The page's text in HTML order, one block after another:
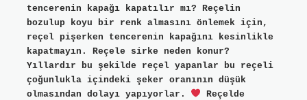
tencerenin kapağı kapatılır mı? Reçelin
bozulup koyu bir renk almasını önlemek için,
reçel pişerken tencerenin kapağını kesinlikle
kapatmayın. Reçele sirke neden konur?
Yıllardır bu şekilde reçel yapanlar bu reçeli
çoğunlukla içindeki şeker oranının düşük
olmasından dolayı yapıyorlar.
Reçelde